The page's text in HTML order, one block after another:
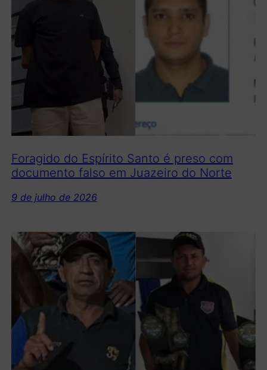
Foragido do Espírito Santo é preso com
documento falso em Juazeiro do Norte
9 de julho de 2026